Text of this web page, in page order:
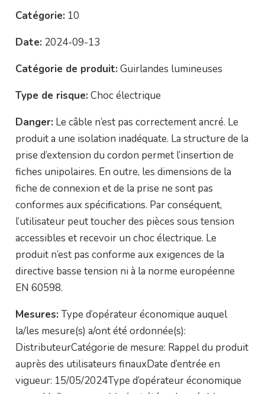
Catégorie: 10
Date: 2024-09-13
Catégorie de produit: Guirlandes lumineuses
Type de risque: Choc électrique
Danger: Le câble n’est pas correctement ancré. Le
produit a une isolation inadéquate. La structure de la
prise d’extension du cordon permet l’insertion de
fiches unipolaires. En outre, les dimensions de la
fiche de connexion et de la prise ne sont pas
conformes aux spécifications. Par conséquent,
l’utilisateur peut toucher des pièces sous tension
accessibles et recevoir un choc électrique. Le
produit n’est pas conforme aux exigences de la
directive basse tension ni à la norme européenne
EN 60598.
Mesures: Type d’opérateur économique auquel
la/les mesure(s) a/ont été ordonnée(s):
DistributeurCatégorie de mesure: Rappel du produit
auprès des utilisateurs finauxDate d’entrée en
vigueur: 15/05/2024Type d’opérateur économique